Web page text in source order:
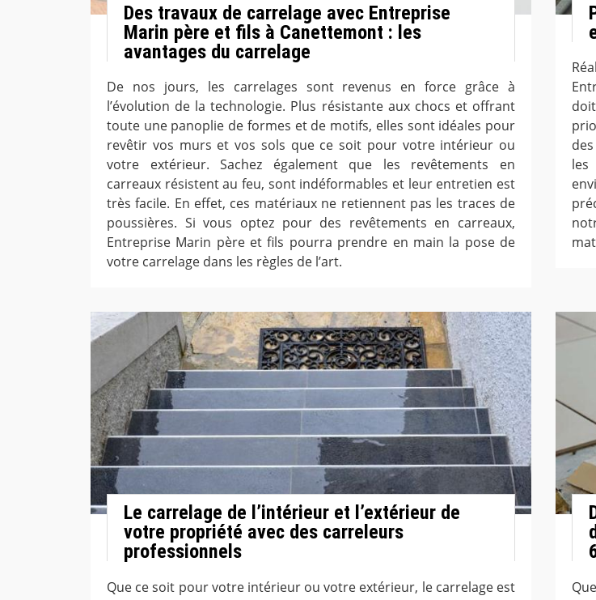
Des travaux de carrelage avec Entreprise
Marin père et fils à Canettemont : les
avantages du carrelage
De nos jours, les carrelages sont revenus en force grâce à
l’évolution de la technologie. Plus résistante aux chocs et offrant
toute une panoplie de formes et de motifs, elles sont idéales pour
revêtir vos murs et vos sols que ce soit pour votre intérieur ou
votre extérieur. Sachez également que les revêtements en
carreaux résistent au feu, sont indéformables et leur entretien est
très facile. En effet, ces matériaux ne retiennent pas les traces de
poussières. Si vous optez pour des revêtements en carreaux,
Entreprise Marin père et fils pourra prendre en main la pose de
votre carrelage dans les règles de l’art.
les
Le carrelage de l’intérieur et l’extérieur de
votre propriété avec des carreleurs
professionnels
Que ce soit pour votre intérieur ou votre extérieur, le carrelage est